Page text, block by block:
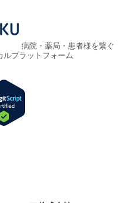
病院・薬局・患者様を繋ぐ
ルプラットフォーム